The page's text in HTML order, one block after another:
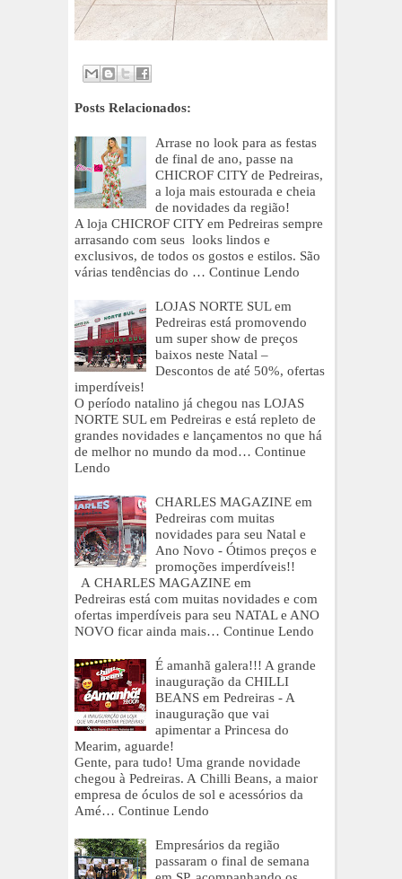
Posts Relacionados:
Arrase no look para as festas
de final de ano, passe na
CHICROF CITY de Pedreiras,
a loja mais estourada e cheia
de novidades da região!
A loja CHICROF CITY em Pedreiras sempre
arrasando com seus looks lindos e
exclusivos, de todos os gostos e estilos. São
várias tendências do … Continue Lendo
LOJAS NORTE SUL em
Pedreiras está promovendo
um super show de preços
baixos neste Natal –
Descontos de até 50%, ofertas
imperdíveis!
O período natalino já chegou nas LOJAS
NORTE SUL em Pedreiras e está repleto de
grandes novidades e lançamentos no que há
de melhor no mundo da mod… Continue
Lendo
CHARLES MAGAZINE em
Pedreiras com muitas
novidades para seu Natal e
Ano Novo - Ótimos preços e
promoções imperdíveis!!
A CHARLES MAGAZINE em
Pedreiras está com muitas novidades e com
ofertas imperdíveis para seu NATAL e ANO
NOVO ficar ainda mais… Continue Lendo
É amanhã galera!!! A grande
inauguração da CHILLI
BEANS em Pedreiras - A
inauguração que vai
apimentar a Princesa do
Mearim, aguarde!
Gente, para tudo! Uma grande novidade
chegou à Pedreiras. A Chilli Beans, a maior
empresa de óculos de sol e acessórios da
Amé… Continue Lendo
Empresários da região
passaram o final de semana